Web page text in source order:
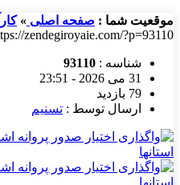
موقعیت شما : صفحه اصلی »
zendegiroyaie.com/?p=93110
شناسه : 93110
31 می 2026 - 23:51
79 بازدید
ارسال توسط : تسنیم